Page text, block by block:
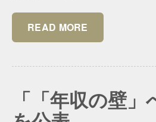
READ MORE
「「年収の壁」